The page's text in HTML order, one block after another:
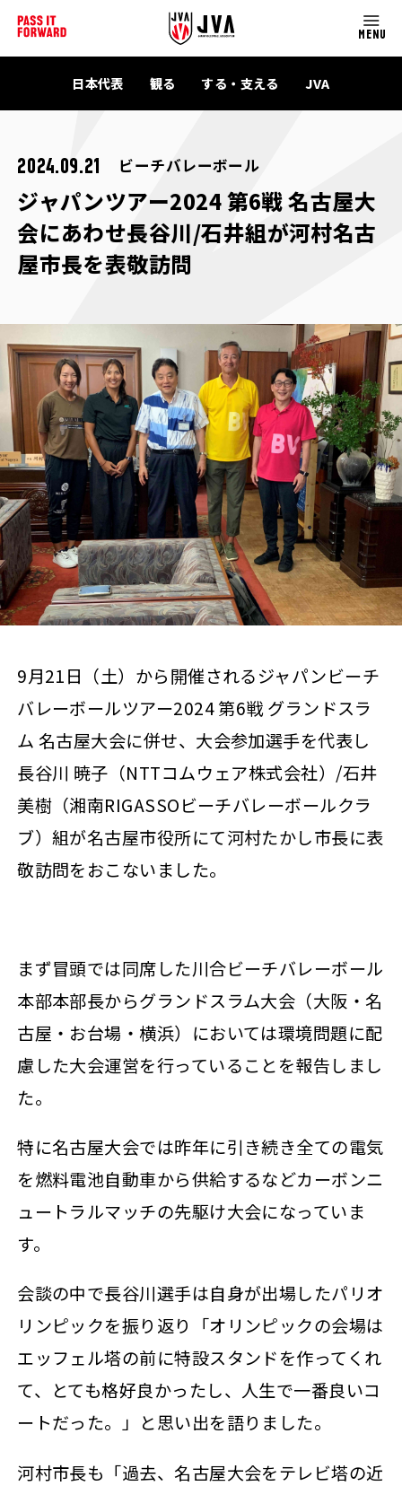
MENU
日本代表 観る する・支える JVA
2024.09.21 ビーチバレーボール
ジャパンツアー2024 第6戦 名古屋大
会にあわせ長谷川/石井組が河村名古
屋市長を表敬訪問
9月21日（土）から開催されるジャパンビーチ
バレーボールツアー2024 第6戦 グランドスラ
ム 名古屋大会に併せ、大会参加選手を代表し
長谷川 暁子（NTTコムウェア株式会社）/石井
美樹（湘南RIGASSOビーチバレーボールクラ
ブ）組が名古屋市役所にて河村たかし市長に表
敬訪問をおこないました。
まず冒頭では同席した川合ビーチバレーボール
本部本部長からグランドスラム大会（大阪・名
古屋・お台場・横浜）においては環境問題に配
慮した大会運営を行っていることを報告しまし
た。
特に名古屋大会では昨年に引き続き全ての電気
を燃料電池自動車から供給するなどカーボンニ
ュートラルマッチの先駆け大会になっていま
す。
会談の中で長谷川選手は自身が出場したパリオ
リンピックを振り返り「オリンピックの会場は
エッフェル塔の前に特設スタンドを作ってくれ
て、とても格好良かったし、人生で一番良いコ
ートだった。」と思い出を語りました。
河村市長も「過去、名古屋大会をテレビ塔の近